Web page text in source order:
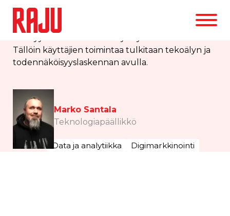
mittaamaan yrityksesi digimarkkinointia?
Consent Modessa on mahdollista kerätä
Tällöin käyttäjien toimintaa tulkitaan tekoälyn ja
todennäköisyyslaskennan avulla.
Marko Santala
Teknologiapäällikkö
3.1.2024 Data ja analytiikka Digimarkkinointi